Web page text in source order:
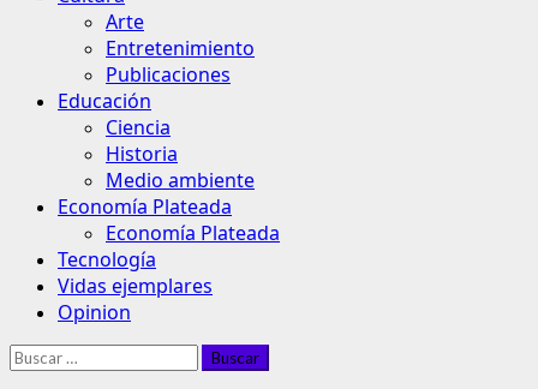
Arte
Entretenimiento
Publicaciones
Educación
Ciencia
Historia
Medio ambiente
Economía Plateada
Economía Plateada
Tecnología
Vidas ejemplares
Opinion
Buscar: